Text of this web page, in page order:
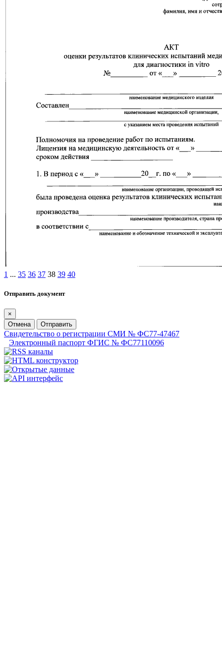
1 ... 35 36 37 38 39 40
Отправить документ
×
Отмена
Отправить
Свидетельство о регистрации СМИ № ФС77-47467
Электронный паспорт ФГИС № ФС77110096